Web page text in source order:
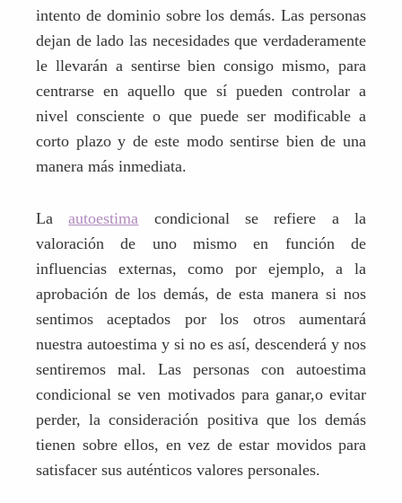
intento de dominio sobre los demás. Las personas
dejan de lado las necesidades que verdaderamente
le llevarán a sentirse bien consigo mismo, para
centrarse en aquello que sí pueden controlar a
nivel consciente o que puede ser modificable a
corto plazo y de este modo sentirse bien de una
manera más inmediata.
Laautoestima condicional se refiere a la
valoración de uno mismo en función de
influencias externas, como por ejemplo, a la
aprobación de los demás, de esta manera si nos
sentimos aceptados por los otros aumentará
nuestra autoestima y si no es así, descenderá y nos
sentiremos mal. Las personas con autoestima
condicional se ven motivados para ganar,o evitar
perder, la consideración positiva que los demás
tienen sobre ellos, en vez de estar movidos para
satisfacer sus auténticos valores personales.